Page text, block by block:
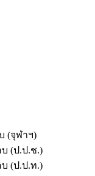
(จุฬาฯ)
(ป.ป.ช.)
(ป.ป.ท.)